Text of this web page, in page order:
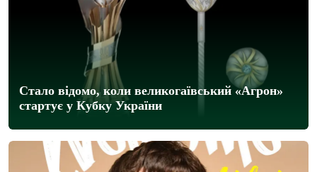
Стало відомо, коли великогаївський «Агрон»
стартує у Кубку України